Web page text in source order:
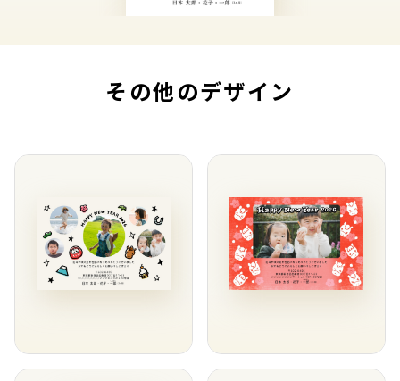
その他のデザイン